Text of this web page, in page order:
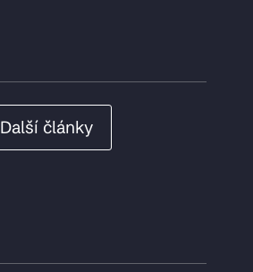
Další články